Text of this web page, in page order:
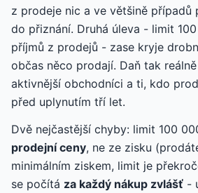
z prodeje nic a ve většině případů
do přiznání. Druhá úleva - limit
příjmů z prodejů - zase kryje
občas něco prodají. Daň tak
aktivnější obchodníci a ti, kdo
před uplynutím tří let.
Dvě nejčastější chyby: limit 100
prodejní ceny, ne ze zisku
minimálním ziskem, limit je
se počítá za každý nákup zvlášť -